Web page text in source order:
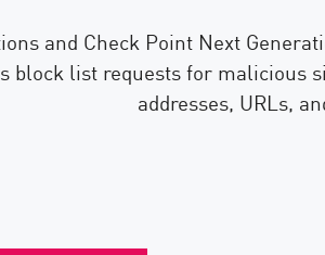
and Check Point Next
block list requests for
addresses, URLs,